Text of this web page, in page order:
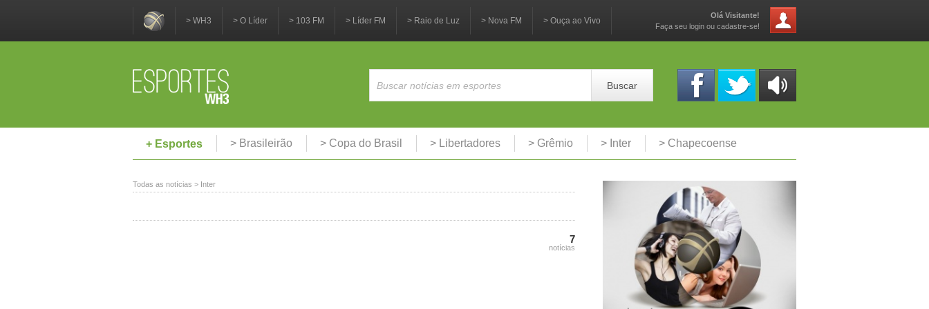
> WH3 > O Líder > 103 FM > Líder FM > Raio de Luz > Nova FM > Ouça ao Vivo
Olá Visitante!
Faça seu login ou cadastre-se!
Buscar
+ Esportes
> Brasileirão > Copa do Brasil > Libertadores > Grêmio > Inter > Chapecoense
Todas as notícias > Inter
7
notícias